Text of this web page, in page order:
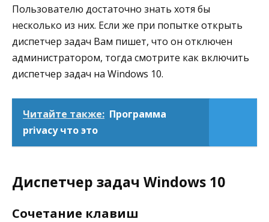
Пользователю достаточно знать хотя бы
несколько из них. Если же при попытке открыть
диспетчер задач Вам пишет, что он отключен
администратором, тогда смотрите как включить
диспетчер задач на Windows 10.
Читайте также: Программа
privacy что это
Диспетчер задач Windows 10
Сочетание клавиш